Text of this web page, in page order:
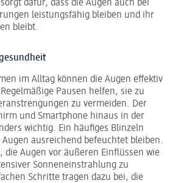
dafür, dass die Augen auch bei
leistungsfähig bleiben und ihr
bleibt.
im Alltag können die Augen effektiv
Pausen helfen, sie zu
zu vermeiden. Der
und Smartphone hinaus in der
wichtig. Ein häufiges Blinzeln
ausreichend befeuchtet bleiben.
die Augen vor äußeren Einflüssen wie
Sonneneinstrahlung zu
Schritte tragen dazu bei, die